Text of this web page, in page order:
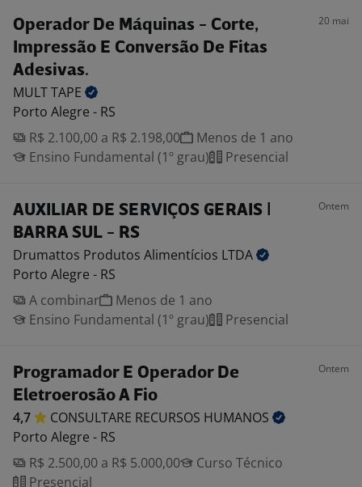
Operador De Máquinas - Corte,
Impressão E Conversão De Fitas
Adesivas.
20 mai
MULTTAPE
Porto Alegre - RS
R$ 2.100,00 a R$ 2.198,00
Menos de 1 ano
Ensino Fundamental (1º grau)
Presencial
AUXILIAR DE SERVIÇOS GERAIS |
BARRA SUL - RS
Ontem
Drumattos Produtos Alimentícios LTDA
Porto Alegre - RS
A combinar
Menos de 1 ano
Ensino Fundamental (1º grau)
Presencial
Programador E Operador De
Eletroerosão A Fio
Ontem
4,7 CONSULTARE RECURSOS HUMANOS
Porto Alegre - RS
R$ 2.500,00 a R$ 5.000,00
Curso Técnico
Presencial